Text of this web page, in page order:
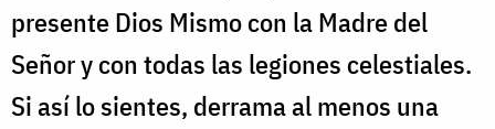
presente Dios Mismo con la Madre del
Señor y con todas las legiones celestiales.
Si así lo sientes, derrama al menos una